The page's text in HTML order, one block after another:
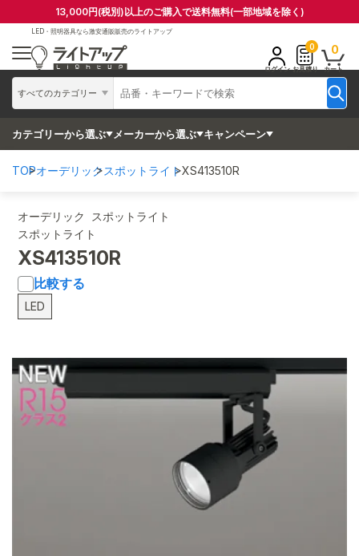
13,000円(税別)以上のご購入で送料無料(一部地域を除く)
LED・照明器具なら激安通販販売のライトアップ
すべてのカテゴリー
ログイン
0
お見積り
0
カート
カテゴリーから選ぶ メーカーから選ぶ キャンペーン
TOPオーデリックスポットライトXS413510R
オーデリック スポットライト
スポットライト
XS413510R
比較する
LED